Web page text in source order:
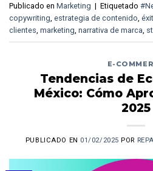
Publicado en Marketing | Etiquetado
copywriting, estrategia de contenido,
clientes, marketing, narrativa de marca,
E-
Tendencias de
México: Cómo
2025
PUBLICADO EN 01/02/2025 POR